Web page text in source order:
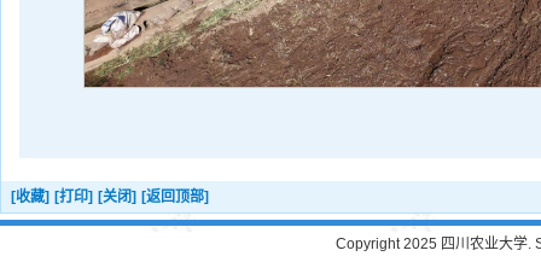
[收藏] [打印] [关闭] [返回顶部]
Copyright 2025 四川农业大学.